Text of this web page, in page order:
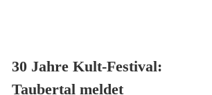
30 Jahre Kult-Festival:
Taubertal meldet